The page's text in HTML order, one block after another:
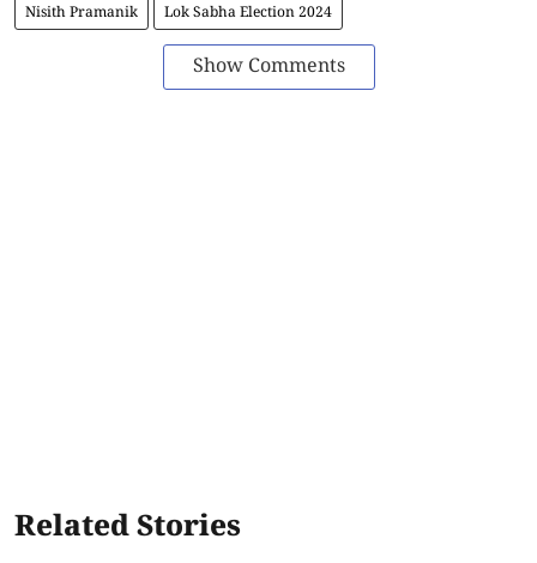
Nisith Pramanik
Lok Sabha Election 2024
Show Comments
Related Stories